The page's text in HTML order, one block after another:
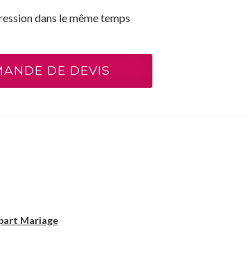
dans le même temps
DE DEVIS
Mariage